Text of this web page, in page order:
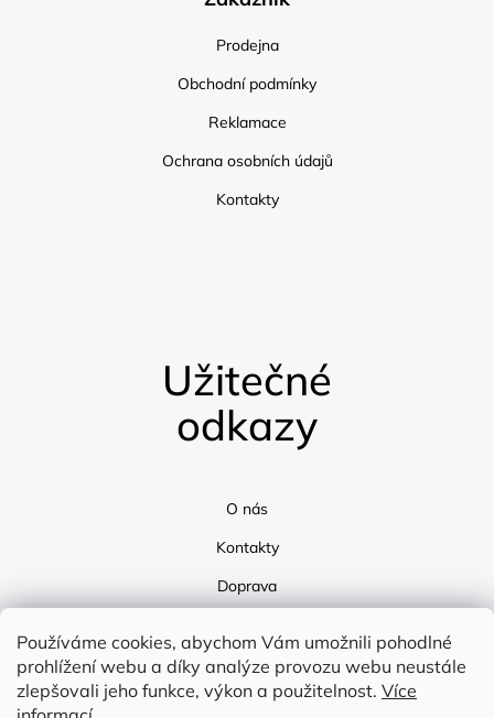
Používáme cookies, abychom Vám umožnili pohodlné
prohlížení webu a díky analýze provozu webu neustále
zlepšovali jeho funkce, výkon a použitelnost. Více
Prodejna
Obchodní podmínky
Reklamace
Ochrana osobních údajů
Kontakty
Užitečné
odkazy
O nás
Kontakty
Doprava